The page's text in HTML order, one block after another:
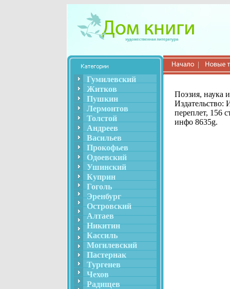
Гумилевский
Житков
Пушкин
Лермонтов
Толстой
Андреев
Васильев
Прокофьев
Одоевский
Ушинский
Куприн
Гоголь
Эренбург
Островский
Алтаев
Никитин
Кассиль
Могилевский
Пастернак
Тургенев
Чехов
Радищев
Поэзия, наука
Издательство:
переплет, 156
инфо 8635g.